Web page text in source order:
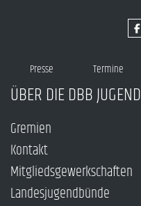
Presse Termine
ÜBER DIE DBB JUGEND
Gremien
Kontakt
Mitgliedsgewerkschaften
Landesjugendbünde